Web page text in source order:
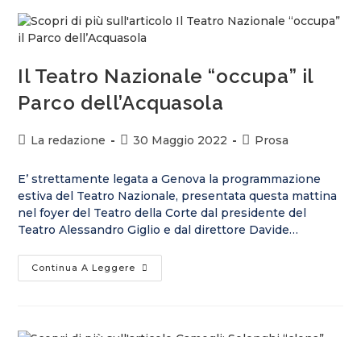
Il Teatro Nazionale “occupa” il
Parco dell’Acquasola
La redazione 30 Maggio 2022 Prosa
E’ strettamente legata a Genova la programmazione
estiva del Teatro Nazionale, presentata questa mattina
nel foyer del Teatro della Corte dal presidente del
Teatro Alessandro Giglio e dal direttore Davide…
Continua A Leggere